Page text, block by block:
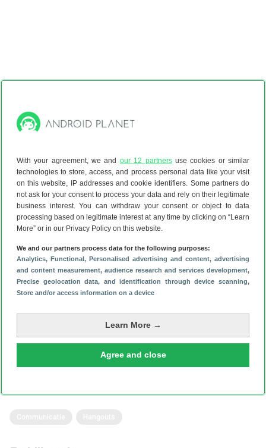
With your agreement, we and our 12 partnersuse cookies or similar
technologies to store, access, and process personal data like your visit
on this website, IP addresses and cookie identifiers. Some partners do
not ask for your consent to process your data and rely on their legitimate
business interest. You can withdraw your consent or object to data
processing based on legitimate interest at any time by clicking on “Learn
More” or in our Privacy Policy on this website.
We and our partners process data for the following purposes:
Analytics, Functional, Personalised advertising and content, advertising
and content measurement, audience research and services development,
Precise geolocation data, and identification through device scanning,
Store and/or access information on a device
Learn More →
Agree and close
Reageer